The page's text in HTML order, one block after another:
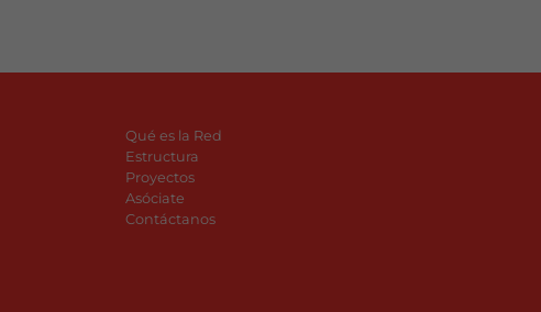
Qué es la Red
Estructura
Proyectos
Asóciate
Contáctanos